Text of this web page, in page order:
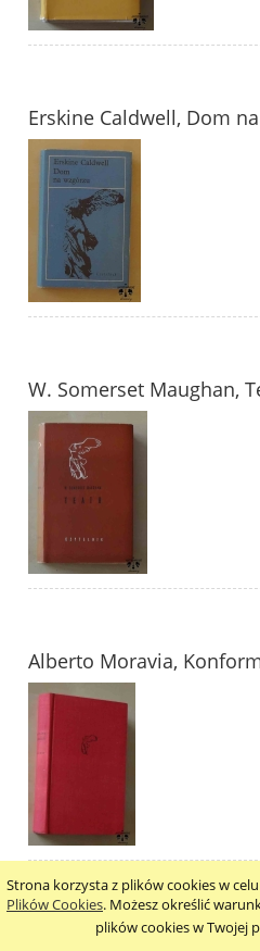
Strona korzysta z plików cookies w
Plików Cookies. Możesz określić
plików cookies w Twojej
Erskine Caldwell, Dom
W. Somerset Maughan,
Alberto Moravia,
William Carlos Williams,